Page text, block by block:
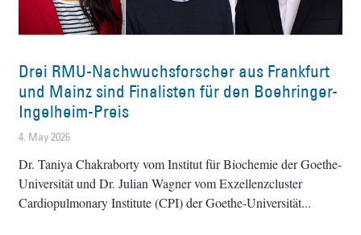
Drei RMU-Nachwuchsforscher aus Frankfurt
und Mainz sind Finalisten für den Boehringer-
Ingelheim-Preis
4. May 2026
Dr. Taniya Chakraborty vom Institut für Biochemie der Goethe-
Universität und Dr. Julian Wagner vom Exzellenzcluster
Cardiopulmonary Institute (CPI) der Goethe-Universität